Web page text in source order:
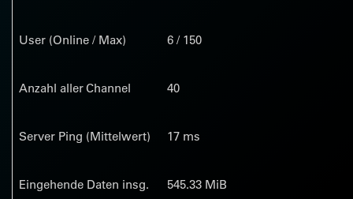
User (Online / Max) 6 / 150
Anzahl aller Channel 40
Server Ping (Mittelwert) 17 ms
Eingehende Daten insg. 545.33 MiB